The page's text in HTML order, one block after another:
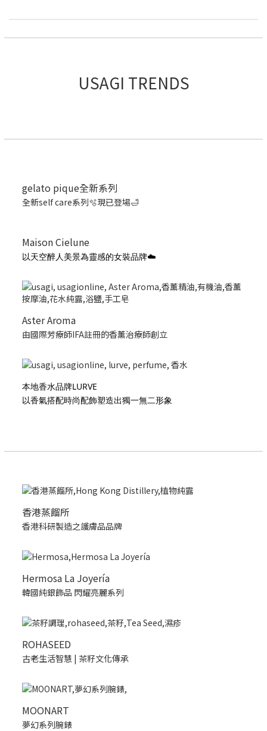
USAGI TRENDS
gelato pique全新系列
全新self care系列🫧現已登場🛁
Maison Cielune
以天空醉人美景為靈感的女裝品牌☁️
Aster Aroma
由國際芳療師IFA註冊的香薰治療師創立
本地香水品牌LURVE
以香氣搭配時尚配飾塑造出獨一無二形象
香港蒸餾所
香港科研製造之護膚品品牌
Hermosa La Joyería
韓國純銀飾品 閃耀亮麗系列
ROHASEED
古老生活智慧 | 茶籽文化傳承
MOONART
夢幻系列腕錶